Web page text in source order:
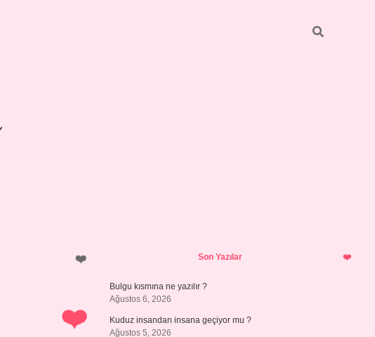
SidebarSon Yazılar
Bulgu kısmına ne yazılır ?
Ağustos 6, 2026
Kuduz insandan insana geçiyor mu ?
Ağustos 5, 2026